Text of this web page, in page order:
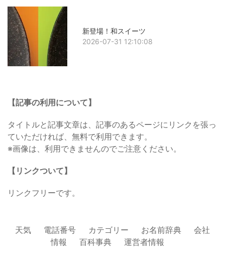
新登場！和スイーツ
2026-07-31 12:10:08
【記事の利用について】
タイトルと記事文章は、記事のあるページにリンクを張っ
ていただければ、無料で利用できます。
※画像は、利用できませんのでご注意ください。
【リンクついて】
リンクフリーです。
天気 電話番号 カテゴリー お名前辞典
会社
情報
百科事典 運営者情報